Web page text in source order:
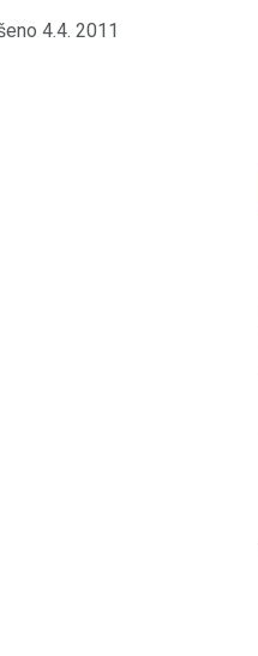
4.4. 2011